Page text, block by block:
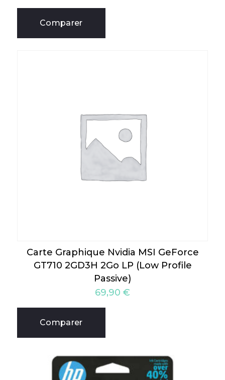
Comparer
Carte Graphique Nvidia MSI GeForce
GT710 2GD3H 2Go LP (Low Profile
Passive)
69,90 €
Comparer